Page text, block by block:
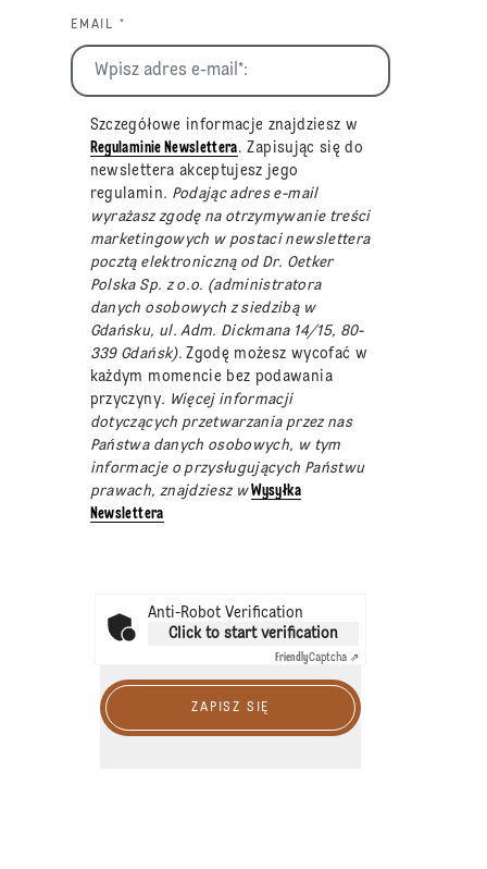
EMAIL *
Szczegółowe informacje znajdziesz w
Regulaminie Newslettera. Zapisując się do
newslettera akceptujesz jego
regulamin. Podając adres e-mail
wyrażasz zgodę na otrzymywanie treści
marketingowych w postaci newslettera
pocztą elektroniczną od Dr. Oetker
Polska Sp. z o.o. (administratora
danych osobowych z siedzibą w
Gdańsku, ul. Adm. Dickmana 14/15, 80-
339 Gdańsk).Zgodę możesz wycofać w
każdym momencie bez podawania
przyczyny. Więcej informacji
dotyczących przetwarzania przez nas
Państwa danych osobowych, w tym
informacje o przysługujących Państwu
prawach, znajdziesz wWysyłka
Newslettera
Anti-Robot Verification
Click to start verification
FriendlyCaptcha ⇗
ZAPISZ SIĘ